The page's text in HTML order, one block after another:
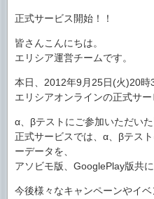
正式サービス開始！！
皆さんこんにちは。
エリシア運営チームです。
本日、2012年9月25日(火)20時
エリシアオンラインの正式サー
α、βテストにご参加いただい
正式サービスでは、α、βテス
ーデータを、
アソビモ版、GooglePlay版共
今後様々なキャンペーンやイ